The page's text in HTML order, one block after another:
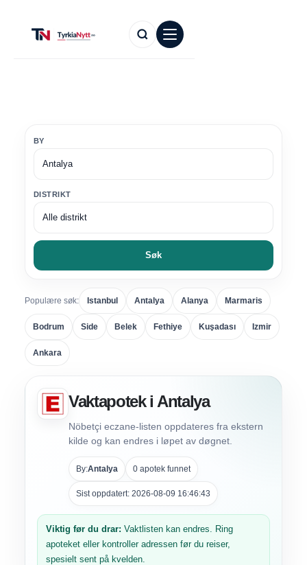
BY
DISTRIKT
Søk
Populære søk: Istanbul Antalya Alanya Marmaris
Bodrum Side Belek Fethiye Kuşadası Izmir
Ankara
Vaktapotek i Antalya
Nöbetçi eczane-listen oppdateres fra ekstern
kilde og kan endres i løpet av døgnet.
By:Antalya 0 apotek funnet
Sist oppdatert: 2026-08-09 16:46:43
Viktig før du drar: Vaktlisten kan endres. Ring
apoteket eller kontroller adressen før du reiser,
spesielt sent på kvelden.